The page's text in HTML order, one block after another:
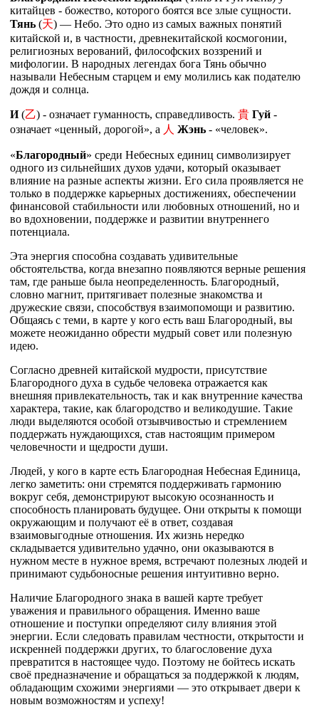
китайцев - божество, которого боятся все злые сущности.
Тянь (天) — Небо. Это одно из самых важных понятий
китайской и, в частности, древнекитайской космогонии,
религиозных верований, философских воззрений и
мифологии. В народных легендах бога Тянь обычно
называли Небесным старцем и ему молились как подателю
дождя и солнца.
И(乙) - означает гуманность, справедливость. 貴 Гуй -
означает «ценный, дорогой», а 人 Жэнь - «человек».
«Благородный» среди Небесных единиц символизирует
одного из сильнейших духов удачи, который оказывает
влияние на разные аспекты жизни. Его сила проявляется не
только в поддержке карьерных достижениях, обеспечении
финансовой стабильности или любовных отношений, но и
во вдохновении, поддержке и развитии внутреннего
потенциала.
Эта энергия способна создавать удивительные
обстоятельства, когда внезапно появляются верные решения
там, где раньше была неопределенность. Благородный,
словно магнит, притягивает полезные знакомства и
дружеские связи, способствуя взаимопомощи и развитию.
Общаясь с теми, в карте у кого есть ваш Благородный, вы
можете неожиданно обрести мудрый совет или полезную
идею.
Согласно древней китайской мудрости, присутствие
Благородного духа в судьбе человека отражается как
внешняя привлекательность, так и как внутренние качества
характера, такие, как благородство и великодушие. Такие
люди выделяются особой отзывчивостью и стремлением
поддержать нуждающихся, став настоящим примером
человечности и щедрости души.
Людей, у кого в карте есть Благородная Небесная Единица,
легко заметить: они стремятся поддерживать гармонию
вокруг себя, демонстрируют высокую осознанность и
способность планировать будущее. Они открыты к помощи
окружающим и получают её в ответ, создавая
взаимовыгодные отношения. Их жизнь нередко
складывается удивительно удачно, они оказываются в
нужном месте в нужное время, встречают полезных людей и
принимают судьбоносные решения интуитивно верно.
Наличие Благородного знака в вашей карте требует
уважения и правильного обращения. Именно ваше
отношение и поступки определяют силу влияния этой
энергии. Если следовать правилам честности, открытости и
искренней поддержки других, то благословение духа
превратится в настоящее чудо. Поэтому не бойтесь искать
своё предназначение и обращаться за поддержкой к людям,
обладающим схожими энергиями — это открывает двери к
новым возможностям и успеху!